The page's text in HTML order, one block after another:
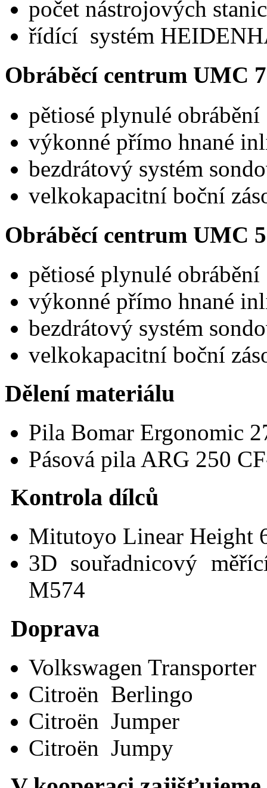
počet nástrojových
řídící systém
Obráběcí centrum UMC
pětiosé plynulé obrábění
výkonné přímo hnané
bezdrátový systém
velkokapacitní boční
Obráběcí centrum UMC
pětiosé plynulé obrábění
výkonné přímo hnané
bezdrátový systém
velkokapacitní boční
Dělení materiálu
Pila Bomar Ergonomic
Pásová pila ARG 250
Kontrola dílců
Mitutoyo Linear Height
3D souřadnicový
M574
Doprava
Volkswagen Transporter
Citroën Berlingo
Citroën Jumper
Citroën Jumpy